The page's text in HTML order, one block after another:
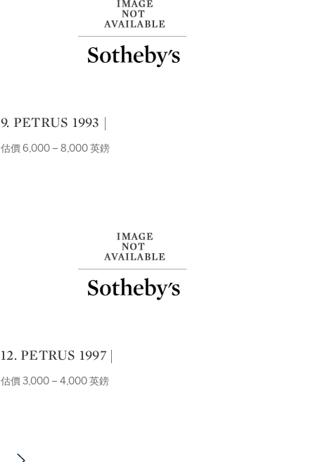
9. PETRUS 1993 |
估價 6,000 – 8,000 英鎊
12. PETRUS 1997 |
估價 3,000 – 4,000 英鎊